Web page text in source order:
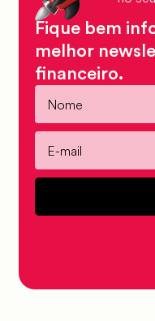
Fique bem
melhor
financeiro.